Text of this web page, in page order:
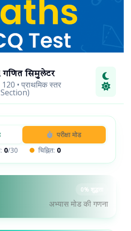
गणित सिमुलेटर
• प्राथमिक स्तर
परीक्षा मोड
0/30 चिह्नित: 0
0% शुद्धता
अभ्यास मोड की गणना